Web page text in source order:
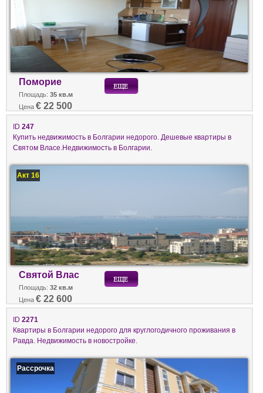
Поморие
Площадь: 35 кв.м
Цена € 22 500
ID 247
Купить недвижимость в Болгарии недорого. Дешевые квартиры в
Святом Власе.Недвижимость в Болгарии.
Акт 16
Святой Влас
Площадь: 32 кв.м
Цена € 22 600
ID 2271
Квартиры в Болгарии недорого для круглогодичного проживания в
Равда. Недвижимость в новостройке.
Рассрочка